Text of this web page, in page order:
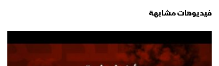
دعم الدورات الصيفية – القول السديد
1444هـ
فيديوهات مشابهة